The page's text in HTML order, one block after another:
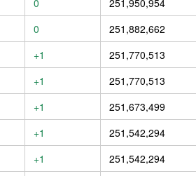
0 251,882,662
+1 251,770,513
+1 251,770,513
+1 251,673,499
+1 251,542,294
+1 251,542,294